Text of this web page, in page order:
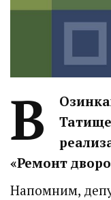
В
«Ремонт
Напомним,